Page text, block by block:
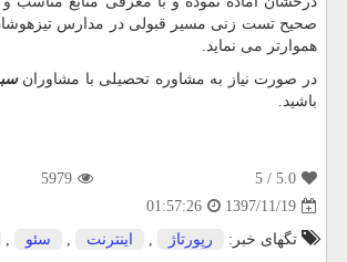
صحیح تست زنی مسیر قبولی در مدارس تیزهوشان
هموارتر می نماید.
در صورت نیاز به مشاوره تحصیلی با مشاوران
باشید.
5.0
/ 5
5979
1397/11/19
01:57:26
تگهای خبر:
رپورتاژ , اینترنت , سئو ,